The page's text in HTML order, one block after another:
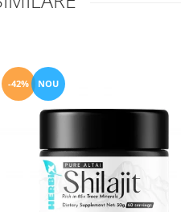
-42%
NOU